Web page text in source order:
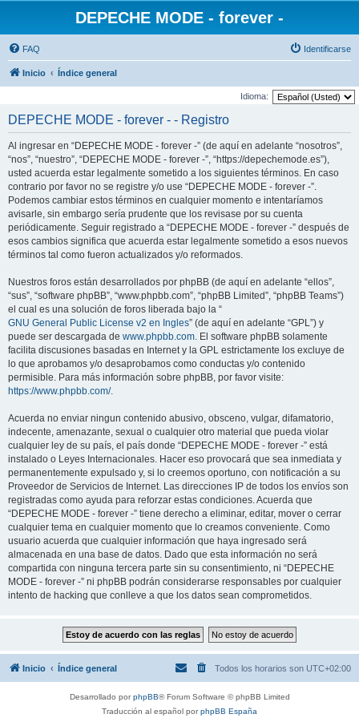
DEPECHE MODE - forever -
FAQ Identificarse
Inicio Índice general
Idioma:
DEPECHE MODE - forever - - Registro
Al ingresar en “DEPECHE MODE - forever -” (de aquí en adelante “nosotros”,
“nos”, “nuestro”, “DEPECHE MODE - forever -”, “https://depechemode.es”),
usted acuerda estar legalmente sometido a los siguientes términos. En caso
contrario por favor no se registre y/o use “DEPECHE MODE - forever -”.
Podemos cambiar estos términos en cualquier momento e intentaríamos
avisarle, sin embargo sería prudente que los revisase por su cuenta
periódicamente. Seguir registrado a “DEPECHE MODE - forever -” después de
esos cambios significa que acuerda estar legalmente sometido a esos nuevos
términos tal como fueron actualizados y/o reformados.
Nuestros foros están desarrollados por phpBB (de aquí en adelante “ellos”,
“sus”, “software phpBB”, “www.phpbb.com”, “phpBB Limited”, “phpBB Teams”)
el cual es una solución de foros liberada bajo la “
GNU General Public License v2 en Ingles” (de aquí en adelante “GPL”) y
puede ser descargada de www.phpbb.com. El software phpBB solamente
facilita discusiones basadas en Internet y la GPL estrictamente los excluye de
lo que aprobamos y/o desaprobamos como conductas y/o contenido
permisible. Para más información sobre phpBB, por favor visite:
https://www.phpbb.com/.
Acuerda no enviar ningun contenido abusivo, obsceno, vulgar, difamatorio,
indecente, amenazante, sexual o cualquier otro material que pueda violar
cualquier ley de su país, el país donde “DEPECHE MODE - forever -” está
instalado o Leyes Internacionales. Hacer eso provocará que sea inmediata y
permanentemente expulsado y, si lo creemos oportuno, con notificación a su
Proveedor de Servicios de Internet. Las direcciones IP de todos los envíos son
registradas como ayuda para reforzar estas condiciones. Acuerda que
“DEPECHE MODE - forever -” tiene derecho a eliminar, editar, mover o cerrar
cualquier tema en cualquier momento que lo creamos conveniente. Como
usuario acuerda que cualquier información que haya ingresado será
almacenada en una base de datos. Dado que esta información no será
compartida con ninguna tercera parte sin su consentimiento, ni “DEPECHE
MODE - forever -” ni phpBB podrán considerarse responsables por cualquier
intento de hacking que conlleve a que los datos sean comprometidos.
Inicio Índice general Todos los horarios son UTC+02:00
Desarrollado porphpBB® Forum Software © phpBB Limited
Traducción al español porphpBB España